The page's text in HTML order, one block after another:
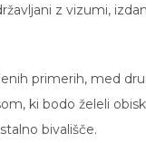
z vizumi,
primerih, med
ki bodo želeli
bivališče.